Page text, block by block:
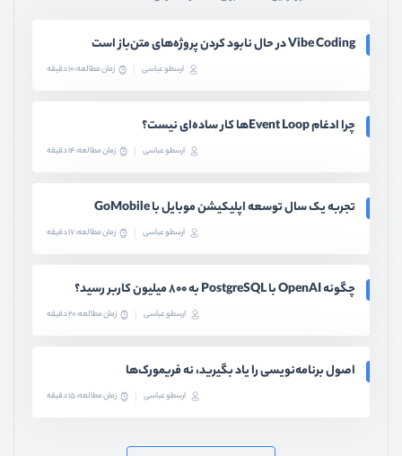
Vibe Coding در حال نابود کردن پروژه‌های متن‌باز است
ارسطو عباسی زمان مطالعه: 10 دقیقه
چرا ادغام Event Loopها کار ساده‌ای نیست؟
ارسطو عباسی زمان مطالعه: 14 دقیقه
تجربه یک سال توسعه اپلیکیشن موبایل با GoMobile
ارسطو عباسی زمان مطالعه: 17 دقیقه
چگونه OpenAI با PostgreSQL به ۸۰۰ میلیون کاربر رسید؟
ارسطو عباسی زمان مطالعه: 20 دقیقه
اصول برنامه‌نویسی را یاد بگیرید، نه فریمورک‌ها
ارسطو عباسی زمان مطالعه: 15 دقیقه